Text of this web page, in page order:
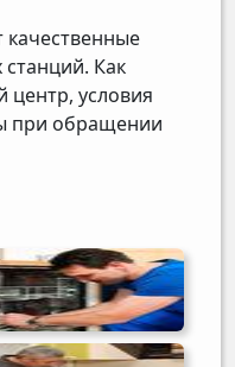
качественные
Как
центр, условия
при обращении